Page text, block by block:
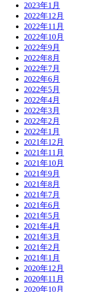
2023年1月
2022年12月
2022年11月
2022年10月
2022年9月
2022年8月
2022年7月
2022年6月
2022年5月
2022年4月
2022年3月
2022年2月
2022年1月
2021年12月
2021年11月
2021年10月
2021年9月
2021年8月
2021年7月
2021年6月
2021年5月
2021年4月
2021年3月
2021年2月
2021年1月
2020年12月
2020年11月
2020年10月